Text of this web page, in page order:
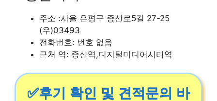
주소 :서울 은평구 증산로5길 27-25
(우)03493
전화번호: 번호 없음
근처 역: 증산역,디지털미디어시티역
✅후기 확인 및 견적문의 바